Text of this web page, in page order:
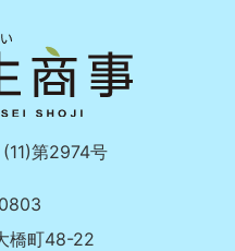
第2974号
橋町48-22